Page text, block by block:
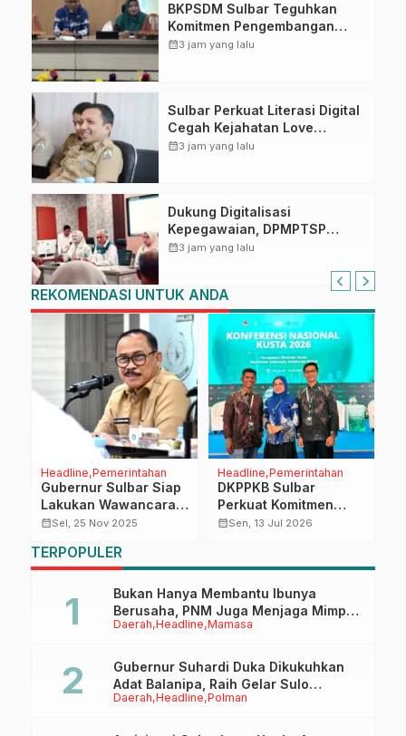
BKPSDM Sulbar Teguhkan
Komitmen Pengembangan
Kompetensi ASN melalui
calendar_month3 jam yang lalu
Sulbar Perkuat Literasi Digital
Cegah Kejahatan Love
Scamming
calendar_month3 jam yang lalu
Dukung Digitalisasi
Kepegawaian, DPMPTSP
Sulbar Siap Terapkan Aplikasi
calendar_month3 jam yang lalu
REKOMENDASI UNTUK ANDA
Headline Pemerintahan
Gubernur Sulbar Siap
Lakukan Wawancara
ke Tiga Besar
Pratama
calendar_monthSel, 25 Nov 2025
Headline Pemerintahan
DKPPKB Sulbar
Perkuat Komitmen
Penanganan Kusta,
Nasional Bersama
Menteri Kesehatan RI
calendar_monthSen, 13 Jul 2026
TERPOPULER
Daerah Headline Mamasa
Bukan Hanya Membantu Ibunya
Berusaha, PNM Juga Menjaga Mimpi
Anaknya Untuk Menggapai Cita-Cita
Daerah Headline Polman
Gubernur Suhardi Duka Dikukuhkan
Adat Balanipa, Raih Gelar Sulo
Tappidena